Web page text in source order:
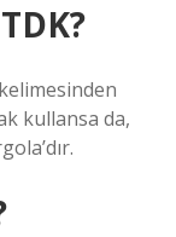
kullansa da,